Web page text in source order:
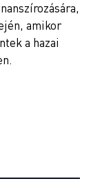
amikor
a hazai